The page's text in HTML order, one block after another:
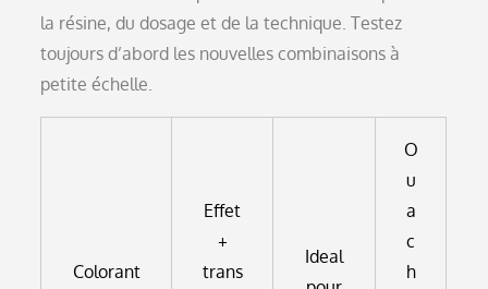
la résine, du dosage et de la technique. Testez
toujours d’abord les nouvelles combinaisons à
petite échelle.
Colorant
Effet
+
trans
Ideal
O
u
a
c
h